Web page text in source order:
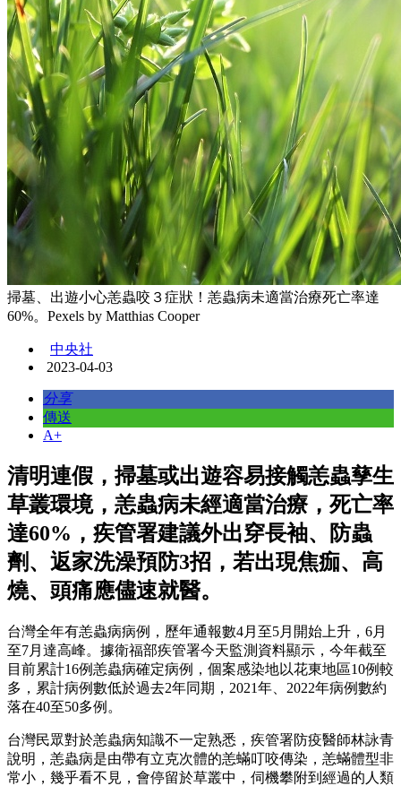
掃墓、出遊小心恙蟲咬３症狀！恙蟲病未適當治療死亡率達
60%。Pexels by Matthias Cooper
中央社
2023-04-03
分享
傳送
A+
清明連假，掃墓或出遊容易接觸恙蟲孳生
草叢環境，恙蟲病未經適當治療，死亡率
達60%，疾管署建議外出穿長袖、防蟲
劑、返家洗澡預防3招，若出現焦痂、高
燒、頭痛應儘速就醫。
台灣全年有恙蟲病病例，歷年通報數4月至5月開始上升，6月
至7月達高峰。據衛福部疾管署今天監測資料顯示，今年截至
目前累計16例恙蟲病確定病例，個案感染地以花東地區10例較
多，累計病例數低於過去2年同期，2021年、2022年病例數約
落在40至50多例。
台灣民眾對於恙蟲病知識不一定熟悉，疾管署防疫醫師林詠青
說明，恙蟲病是由帶有立克次體的恙蟎叮咬傳染，恙蟎體型非
常小，幾乎看不見，會停留於草叢中，伺機攀附到經過的人類